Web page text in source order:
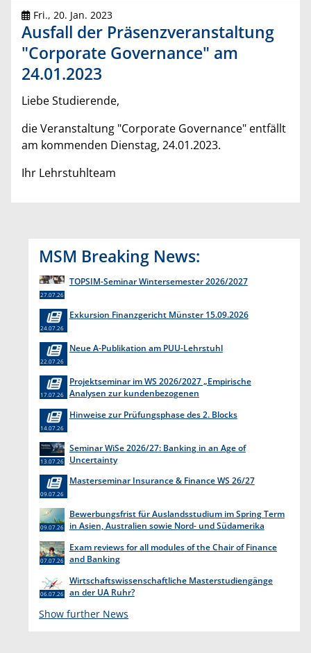
Fri., 20. Jan. 2023
Ausfall der Präsenzveranstaltung
"Corporate Governance" am
24.01.2023
Liebe Studierende,
die Veranstaltung "Corporate Governance" entfällt
am kommenden Dienstag, 24.01.2023.
Ihr Lehrstuhlteam
MSM Breaking News:
TOPSIM-Seminar Wintersemester 2026/2027
27.07.26
Exkursion Finanzgericht Münster 15.09.2026
24.07.26
Neue A-Publikation am PUU-Lehrstuhl
22.07.26
Projektseminar im WS 2026/2027 „Empirische
Analysen zur kundenbezogenen
17.07.26
Hinweise zur Prüfungsphase des 2. Blocks
14.07.26
Seminar WiSe 2026/27: Banking in an Age of
Uncertainty
13.07.26
Masterseminar Insurance & Finance WS 26/27
09.07.26
Bewerbungsfrist für Auslandsstudium im Spring Term
in Asien, Australien sowie Nord- und Südamerika
09.07.26
Exam reviews for all modules of the Chair of Finance
and Banking
07.07.26
Wirtschaftswissenschaftliche Masterstudiengänge
an der UA Ruhr?
06.07.26
Show further News